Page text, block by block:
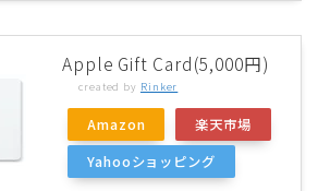
Apple Gift Card(5,000円)
created by Rinker
Amazon
楽天市場
Yahooショッピング